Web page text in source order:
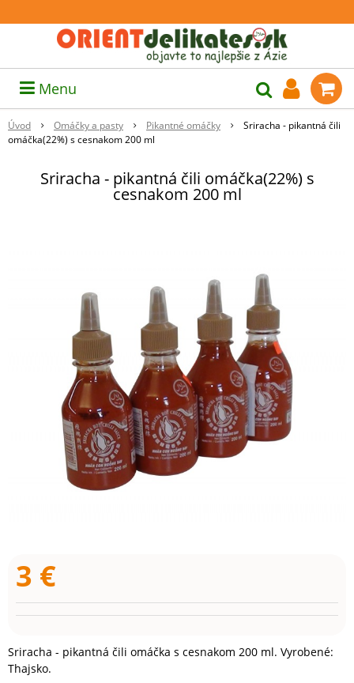
Menu
Úvod Omáčky a pasty Pikantné omáčky
Sriracha - pikantná čili
omáčka(22%) s cesnakom 200 ml
Sriracha - pikantná čili omáčka(22%) s
cesnakom 200 ml
3 €
Sriracha - pikantná čili omáčka s cesnakom 200 ml. Vyrobené:
Thajsko.